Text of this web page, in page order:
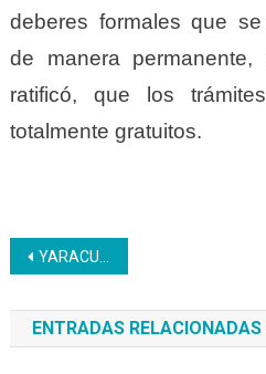
deberes formales que
de manera
ratificó, que los
totalmente gratuitos.
Navegación
de
entradas
YARACUY | Inces recibirá tutorías para agilizar procesos y trámites operativos y administrativos
ENTRADAS RELACIONADAS